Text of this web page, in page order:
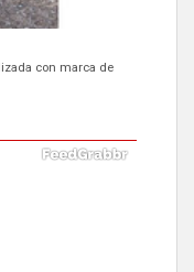
con marca de